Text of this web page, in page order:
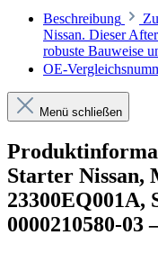
Beschreibung
Nissan. Dieser
robuste Bauweise
OE-
Menü schließen
Starter Nissan,
23300EQ001A,
0000210580-03